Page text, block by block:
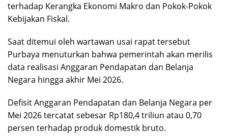
terhadap Kerangka Ekonomi Makro dan Pokok-Pokok
Kebijakan Fiskal.
Saat ditemui oleh wartawan usai rapat tersebut
Purbaya menuturkan bahwa pemerintah akan merilis
data realisasi Anggaran Pendapatan dan Belanja
Negara hingga akhir Mei 2026.
Defisit Anggaran Pendapatan dan Belanja Negara per
Mei 2026 tercatat sebesar Rp180,4 triliun atau 0,70
persen terhadap produk domestik bruto.